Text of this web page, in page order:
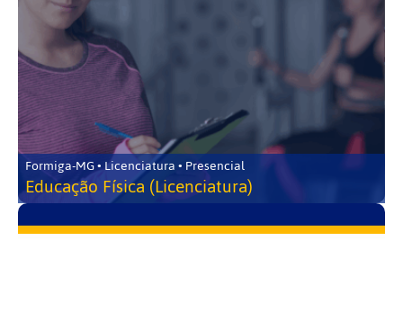
Formiga-MG • Licenciatura • Presencial
Educação Física (Licenciatura)